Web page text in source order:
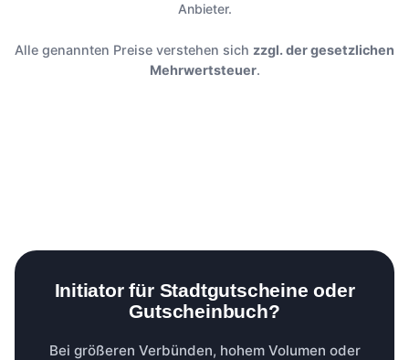
Anbieter.
Alle genannten Preise verstehen sich zzgl. der gesetzlichen
Mehrwertsteuer.
Initiator für Stadtgutscheine oder
Gutscheinbuch?
Bei größeren Verbünden, hohem Volumen oder